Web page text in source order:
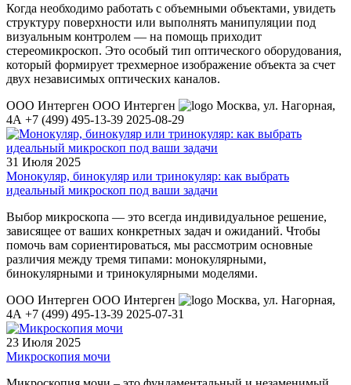
Когда необходимо работать с объемными объектами, увидеть
структуру поверхности или выполнять манипуляции под
визуальным контролем — на помощь приходит
стереомикроскоп. Это особый тип оптического оборудования,
который формирует трехмерное изображение объекта за счет
двух независимых оптических каналов.
ООО Интерген ООО Интерген Москва, ул. Нагорная,
4А +7 (499) 495-13-39 2025-08-29
31 Июля 2025
Монокуляр, бинокуляр или тринокуляр: как выбрать
идеальный микроскоп под ваши задачи
Выбор микроскопа — это всегда индивидуальное решение,
зависящее от ваших конкретных задач и ожиданий. Чтобы
помочь вам сориентироваться, мы рассмотрим основные
различия между тремя типами: монокулярными,
бинокулярными и тринокулярными моделями.
ООО Интерген ООО Интерген Москва, ул. Нагорная,
4А +7 (499) 495-13-39 2025-07-31
23 Июля 2025
Микроскопия мочи